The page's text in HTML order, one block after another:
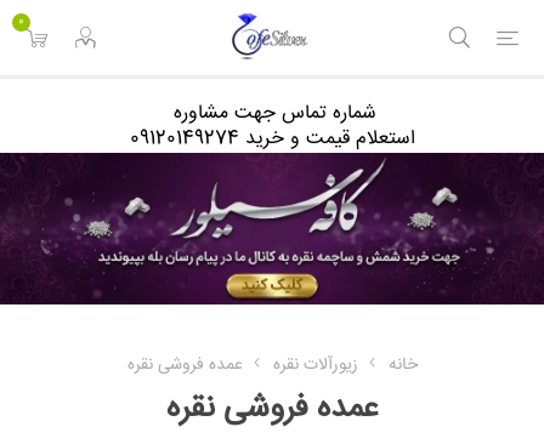
0
شماره تماس جهت مشاوره
استعلام قیمت و خرید 09120149274
خانه زیورآلات نقره عمده فروشی نقره
عمده فروشی نقره